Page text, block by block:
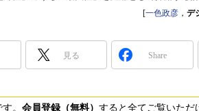
[一色政彦 ， デ
見る Share
。 会員登録（無料） すると全てご覧いただ